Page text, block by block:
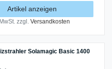
Artikel anzeigen
zzgl.Versandkosten
Solamagic Basic 1400